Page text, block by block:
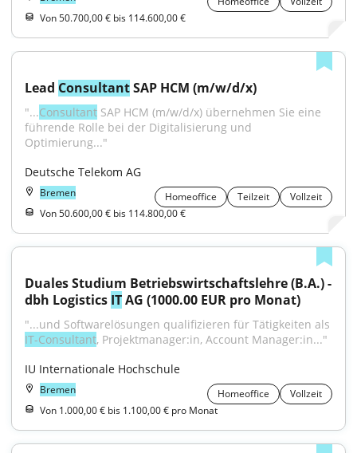
Von 50.700,00 € bis 114.600,00 €
Lead Consultant SAP HCM (m/w/d/x)
"...Consultant SAP HCM (m/w/d/x) übernehmen Sie eine
führende Rolle bei der Digitalisierung und
Optimierung..."
Deutsche Telekom AG
Bremen Homeoffice Teilzeit
Vollzeit
Von 50.600,00 € bis 114.800,00 €
Duales Studium Betriebswirtschaftslehre (B.A.) -
dbh Logistics IT AG (1000.00 EUR pro Monat)
IT-Consultant, Projektmanager:in, Account Manager:in..."
IU Internationale Hochschule
Bremen Homeoffice
Vollzeit
Von 1.000,00 € bis 1.100,00 € pro Monat